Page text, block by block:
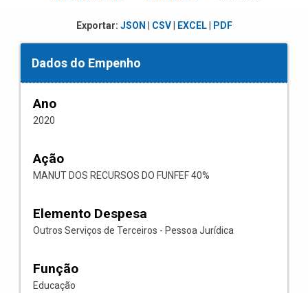
Exportar: JSON CSV| EXCEL| PDF
Dados do Empenho
Ano
2020
Ação
MANUT DOS RECURSOS DO FUNFEF 40%
Elemento Despesa
Outros Serviços de Terceiros - Pessoa Jurídica
Função
Educação